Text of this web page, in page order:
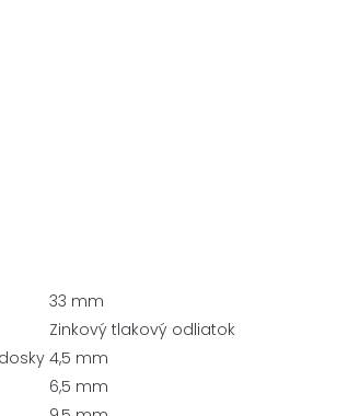
33 mm
Zinkový tlakový odliatok
4,5 mm
6,5 mm